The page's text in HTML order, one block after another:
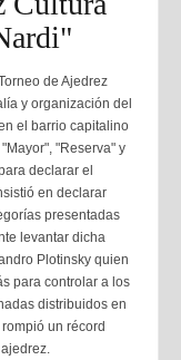
de Ajedrez
y organización del
el barrio capitalino
"Reserva" y
declarar el
en declarar
presentadas
levantar dicha
Plotinsky quien
para controlar a los
distribuidos en
un récord